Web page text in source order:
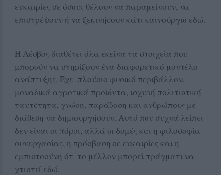
ευκαιρίες σε όσους θέλουν να παραμείνουν, να
επιστρέψουν ή να ξεκινήσουν κάτι καινούργιο εδώ.
Η Λέσβος διαθέτει όλα εκείνα τα στοιχεία που
μπορούν να στηρίξουν ένα διαφορετικό μοντέλο
ανάπτυξης. Έχει πλούσιο φυσικό περιβάλλον,
μοναδικά αγροτικά προϊόντα, ισχυρή πολιτιστική
ταυτότητα, γνώση, παράδοση και ανθρώπους με
διάθεση να δημιουργήσουν. Αυτό που συχνά λείπει
δεν είναι οι πόροι, αλλά οι δομές και η φιλοσοφία
συνεργασίας, η πρόσβαση σε ευκαιρίες και η
εμπιστοσύνη ότι το μέλλον μπορεί πράγματι να
χτιστεί εδώ.